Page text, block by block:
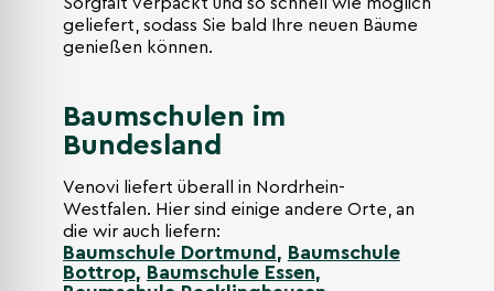
Sorgfalt verpackt und so schnell wie möglich
geliefert, sodass Sie bald Ihre neuen Bäume
genießen können.
Baumschulen im
Bundesland
Venovi liefert überall in Nordrhein-
Westfalen. Hier sind einige andere Orte, an
die wir auch liefern:
Baumschule Dortmund , Baumschule
Bottrop, Baumschule Essen,